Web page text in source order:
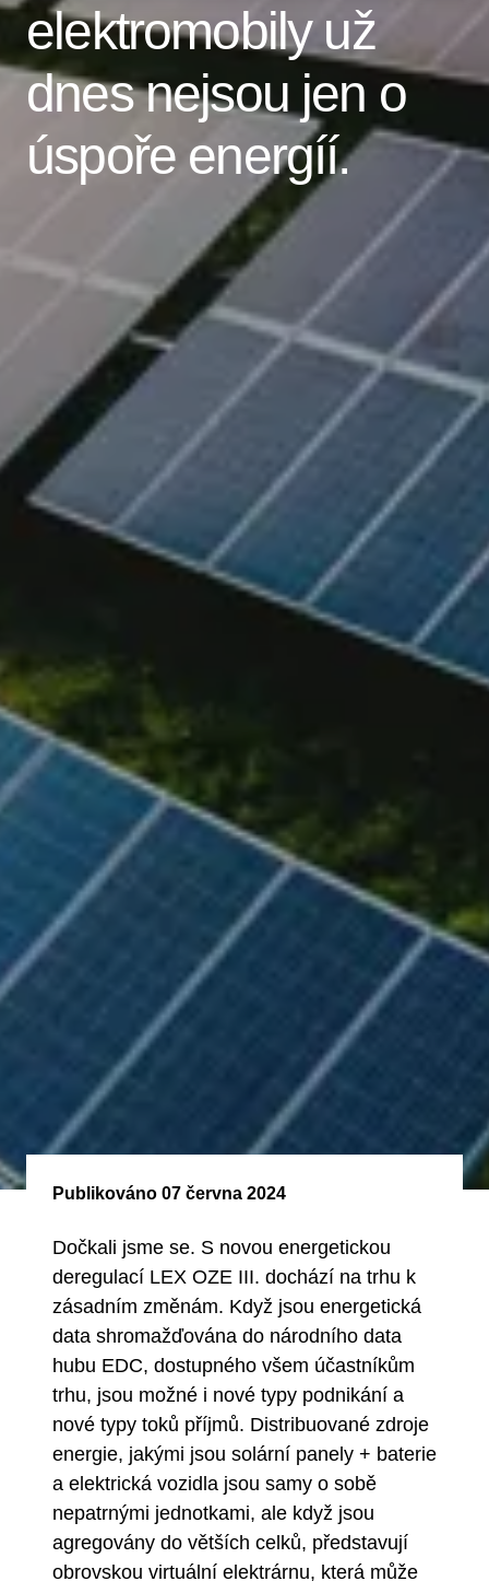
elektromobily už
dnes nejsou jen o
úspoře energíí.
Publikováno 07 června 2024
Dočkali jsme se. S novou energetickou
deregulací LEX OZE III. dochází na trhu k
zásadním změnám. Když jsou energetická
data shromažďována do národního data
hubu EDC, dostupného všem účastníkům
trhu, jsou možné i nové typy podnikání a
nové typy toků příjmů. Distribuované zdroje
energie, jakými jsou solární panely + baterie
a elektrická vozidla jsou samy o sobě
nepatrnými jednotkami, ale když jsou
agregovány do větších celků, představují
obrovskou virtuální elektrárnu, která může